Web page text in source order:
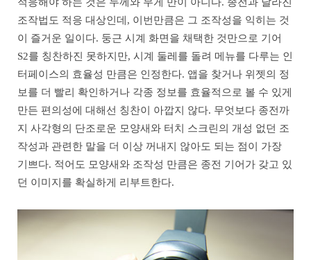
적응해야 하는 것은 두께와 무게 만이 아니다. 종전과 달라진
조작법도 적응 대상인데, 이번만큼은 그 조작성을 익히는 것
이 즐거운 일이다. 둥근 시계 화면을 채택한 것만으로 기어
S2를 칭찬하진 못하지만, 시계 둘레를 돌려 메뉴를 다루는 인
터페이스의 효율성 만큼은 인정한다. 앱을 찾거나 위젯의 정
보를 더 빨리 확인하거나 각종 정보를 효율적으로 볼 수 있게
만든 편의성에 대해선 칭찬이 아깝지 않다. 무엇보다 종전까
지 사각형의 단조로운 모양새와 터치 스크린의 개성 없던 조
작성과 관련한 말을 더 이상 꺼내지 않아도 되는 점이 가장
기쁘다. 적어도 모양새와 조작성 만큼은 종전 기어가 갖고 있
던 이미지를 확실하게 리부트한다.